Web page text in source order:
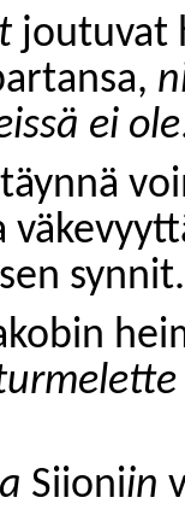
joutuvat
ei ole
synnit.
Siioniin